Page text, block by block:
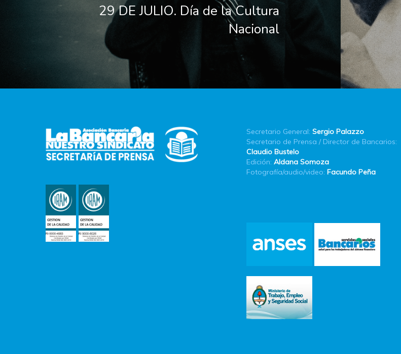
29 DE JULIO. Día de la Cultura
Nacional
Secretario General: Sergio Palazzo
Secretario de Prensa / Director de Bancarios:
Claudio Bustelo
Edición: Aldana Somoza
Fotografía/audio/video: Facundo Peña